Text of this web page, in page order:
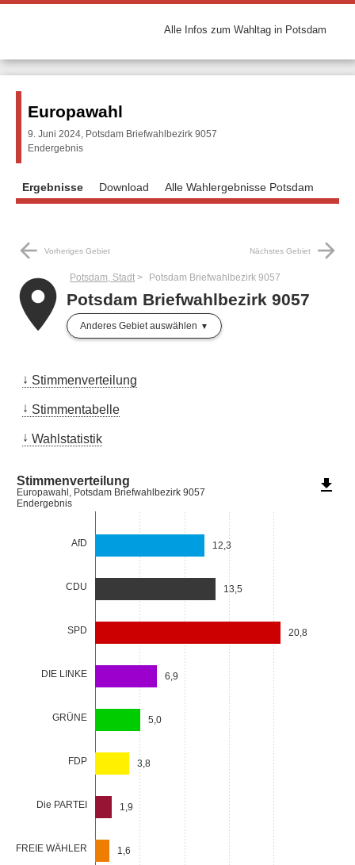
Alle Infos zum Wahltag in Potsdam
Europawahl
9. Juni 2024, Potsdam Briefwahlbezirk 9057
Endergebnis
Ergebnisse Download Alle Wahlergebnisse Potsdam
arrow_back Vorheriges Gebiet Nächstes Gebiet arrow_forward
placePotsdam, Stadt Potsdam Briefwahlbezirk 9057
Potsdam Briefwahlbezirk 9057
Anderes Gebiet auswählen
Stimmenverteilung
Stimmentabelle
Wahlstatistik
AfD
CDU
SPD
DIE LINKE
GRÜNE
FDP
Die PARTEI
FREIE WÄHLER
12,3
13,5
20,8
6,9
5,0
3,8
1,9
1,6
Stimmenverteilung
Europawahl, Potsdam Briefwahlbezirk 9057
Endergebnis
file_download